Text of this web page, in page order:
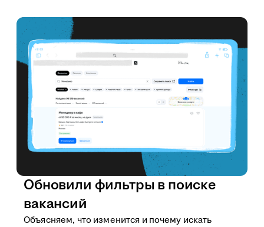
Обновили фильтры в поиске
вакансий
Объясняем, что изменится и почему искать